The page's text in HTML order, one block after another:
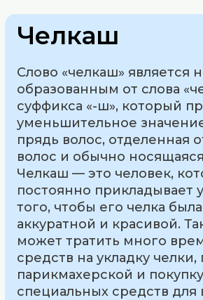
Челкаш
Слово «челкаш» является
образованным от слова
суффикса «-ш», который
уменьшительное
прядь волос, отделенная
волос и обычно
Челкаш — это человек,
постоянно прикладывает
того, чтобы его челка
аккуратной и красивой.
может тратить много
средств на укладку
парикмахерской и покупку
специальных средств для